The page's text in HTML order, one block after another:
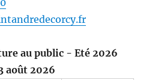
au public - Eté 2026
août 2026